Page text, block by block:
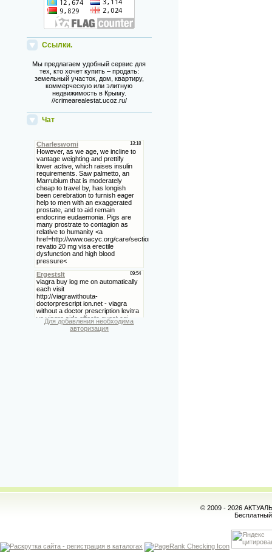
Ссылки.
Мы предлагаем удобный сервис для
тех, кто хочет купить – продать:
земельный участок, дом, квартиру,
коммерческую или элитную
недвижимость в Крыму.
//crimearealestat.ucoz.ru/
Чат
Для добавления необходима
авторизация
© 2009 - 2026